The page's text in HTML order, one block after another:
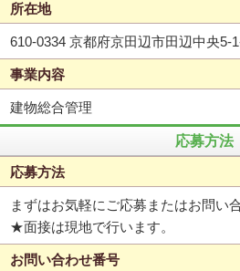
所在地
610-0334 京都府京田辺市田辺中央5-
事業内容
建物総合管理
応募方法
応募方法
まずはお気軽にご応募またはお問い
★面接は現地で行います。
お問い合わせ番号